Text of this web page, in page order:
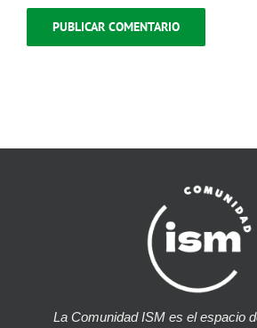
La Comunidad ISM es el espacio